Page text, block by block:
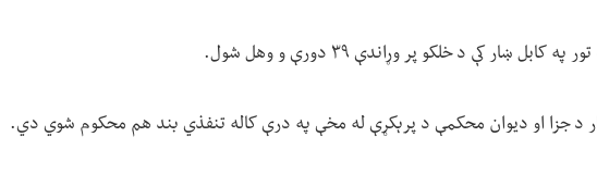
ښار کې د خلکو پر وړاندې ۳۹ دورې و وهل شول.
د جزا او دیوان محکمې د پرېکړې له مخې په درې کاله تنفذي بند هم محکوم شوي دي.